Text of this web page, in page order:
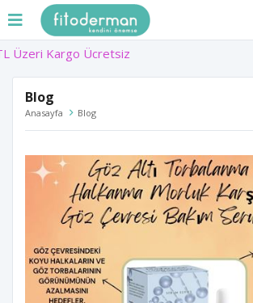
Blog
Anasayfa Blog